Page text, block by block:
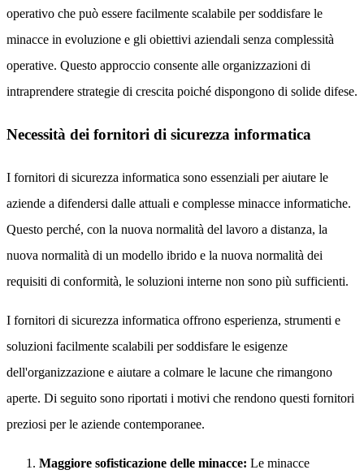
operativo che può essere facilmente scalabile per soddisfare le
minacce in evoluzione e gli obiettivi aziendali senza complessità
operative. Questo approccio consente alle organizzazioni di
intraprendere strategie di crescita poiché dispongono di solide difese.
Necessità dei fornitori di sicurezza informatica
I fornitori di sicurezza informatica sono essenziali per aiutare le
aziende a difendersi dalle attuali e complesse minacce informatiche.
Questo perché, con la nuova normalità del lavoro a distanza, la
nuova normalità di un modello ibrido e la nuova normalità dei
requisiti di conformità, le soluzioni interne non sono più sufficienti.
I fornitori di sicurezza informatica offrono esperienza, strumenti e
soluzioni facilmente scalabili per soddisfare le esigenze
dell'organizzazione e aiutare a colmare le lacune che rimangono
aperte. Di seguito sono riportati i motivi che rendono questi fornitori
preziosi per le aziende contemporanee.
Maggiore sofisticazione delle minacce: Le minacce